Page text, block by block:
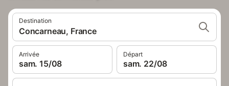
Destination
Concarneau, France
Arrivée
sam. 15/08
Départ
sam. 22/08